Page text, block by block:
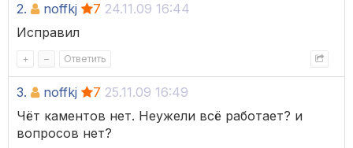
2. noffkj 7 24.11.09 16:44
Исправил
+ – Ответить
3. noffkj 7 25.11.09 16:49
Чёт каментов нет. Неужели всё работает? и
вопросов нет?